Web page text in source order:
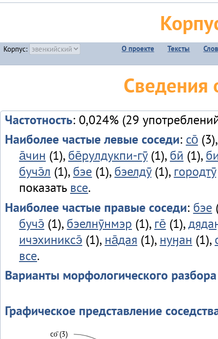
Корпус: О проекте Тексты
Сведения
Частотность: 0,024% (29
Наиболее частые левые соседи: со̄
а̄чин (1), бе̄рулдукпи-гӯ(1), бӣ (1),
бучэ̄л (1), бэе (1), бэелдӯ(1), городтӯ
показать все.
Наиболее частые правые соседи: бэе
бучэ̄ (1), бэелнӯнмэр (1), ге̄ (1),
ичэхиниксэ̄ (1), на̄дая (1), нуӈан (1),
все.
Варианты морфологического разбора
Графическое представление
со̄ (3)